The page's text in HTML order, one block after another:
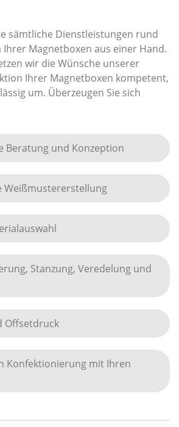
sämtliche Dienstleistungen rund
Magnetboxen aus einer Hand.
wir die Wünsche unserer
Ihrer Magnetboxen kompetent,
um. Überzeugen Sie sich
Beratung und Konzeption
Weißmustererstellung
Stanzung, Veredelung und
Offsetdruck
Konfektionierung mit Ihren